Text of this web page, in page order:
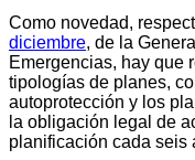
Como novedad,
diciembre, de la
Emergencias, hay que
tipologías de planes,
autoprotección y los
la obligación legal de
planificación cada seis